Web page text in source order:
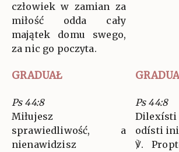
człowiek w zamian za
miłość odda cały
majątek domu swego,
za nic go poczyta.
GRADUAŁ
Ps 44:8
Miłujesz
sprawiedliwość, a
nienawidzisz
Ps 44:8
odísti
℣.